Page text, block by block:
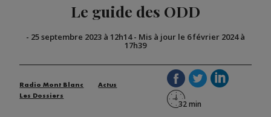
Le guide des ODD
- 25 septembre 2023 à 12h14- Mis à jour le 6 février 2024 à
17h39
Radio Mont Blanc
Actus
Les Dossiers